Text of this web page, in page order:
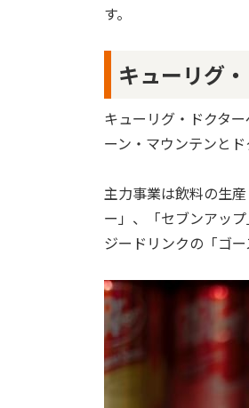
す。
キューリグ
キューリグ・ドクタ
ーン・マウンテンと
主力事業は飲料の生
ー」、「セブンアッ
ジードリンクの「ゴー